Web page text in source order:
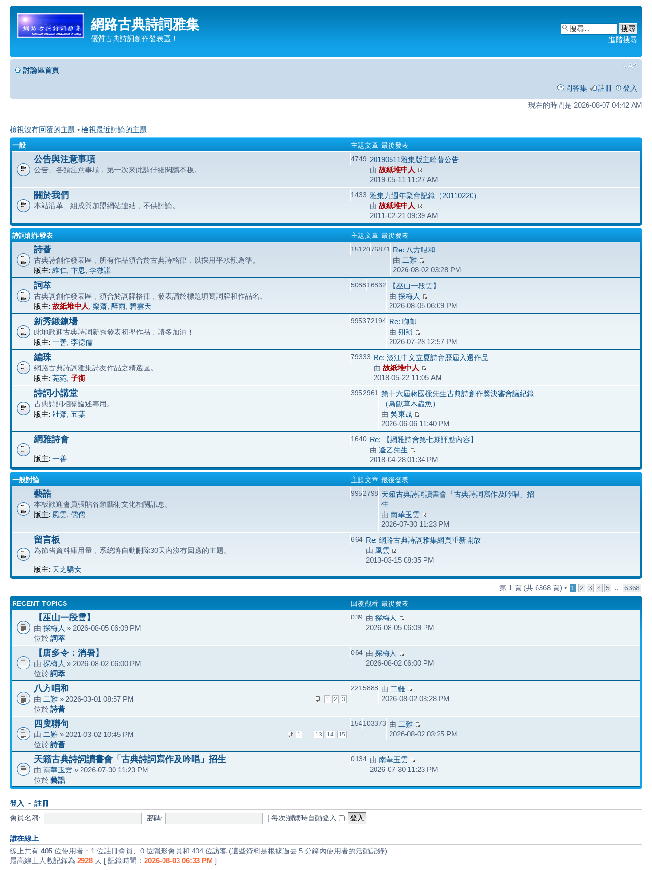
網路古典詩詞雅集
優質古典詩詞創作發表區！ 進階搜尋
討論區首頁
問答集 註冊 登入
現在的時間是 2026-08-07 04:42 AM
檢視沒有回覆的主題 • 檢視最近討論的主題
一般 主題文章 最後發表
公告與注意事項
公告、各類注意事項﹐第一次來此請仔細閱讀本板。
4749 20190511雅集版主輪替公告
由 故紙堆中人
2019-05-11 11:27 AM
關於我們
本站沿革、組成與加盟網站連結﹐不供討論。
1433 雅集九週年聚會記錄（20110220）
由 故紙堆中人
2011-02-21 09:39 AM
詩詞創作發表 主題文章 最後發表
詩薈
古典詩創作發表區﹐所有作品須合於古典詩格律﹐以採用平水韻為準。
版主: 維仁, 卞思, 李微謙
1512076871
Re: 八方唱和
由 二難
2026-08-02 03:28 PM
詞萃
古典詞創作發表區﹐須合於詞牌格律﹐發表請於標題填寫詞牌和作品名。
版主: 故紙堆中人, 樂齋, 醉雨, 碧雲天
508816832
【巫山一段雲】
由 探梅人
2026-08-05 06:09 PM
新秀鍛鍊場
此地歡迎古典詩詞新秀發表初學作品﹐請多加油！
版主: 一善, 李德儒
995372194 Re: 啣卹
由 殂殞
2026-07-28 12:57 PM
編珠
網路古典詩詞雅集詩友作品之精選區。
版主: 菀菀, 子衡
79333 Re: 淡江中文立夏詩會歷屆入選作品
由 故紙堆中人
2018-05-22 11:05 AM
詩詞小講堂
古典詩詞相關論述專用。
版主: 壯齋, 五葉
3952961 第十六屆蔣國樑先生古典詩創作獎決審會議紀錄
（鳥獸草木蟲魚）
由 吳東晟
2026-06-06 11:40 PM
網雅詩會
版主: 一善
1640 Re: 【網雅詩會第七期評點內容】
由 逄乙先生
2018-04-28 01:34 PM
一般討論 主題文章 最後發表
藝誥
本板歡迎會員張貼各類藝術文化相關訊息。
版主: 風雲, 儒儒
9952798 天籟古典詩詞讀書會「古典詩詞寫作及吟唱」招
生
由 南華玉雲
2026-07-30 11:23 PM
留言板
為節省資料庫用量﹐系統將自動刪除30天內沒有回應的主題。
版主: 天之驕女
664 Re: 網路古典詩詞雅集網頁重新開放
由 風雲
2013-03-15 08:35 PM
第 1 頁 (共 6368 頁) • 1 2 3 4 5 ...
6368
RECENT TOPICS
回覆觀看 最後發表
【巫山一段雲】
由 探梅人 » 2026-08-05 06:09 PM
位於 詞萃
039 由 探梅人
2026-08-05 06:09 PM
【唐多令：消暑】
由 探梅人 » 2026-08-02 06:00 PM
位於 詞萃
064 由 探梅人
2026-08-02 06:00 PM
八方唱和
1 2 3
由 二難 » 2026-03-01 08:57 PM
位於 詩薈
2215888 由 二難
2026-08-02 03:28 PM
四叟聯句
1 13 14 15
由 二難 » 2021-03-02 10:45 PM
位於 詩薈
154103373 由 二難
2026-08-02 03:25 PM
天籟古典詩詞讀書會「古典詩詞寫作及吟唱」招生
由 南華玉雲 » 2026-07-30 11:23 PM
位於 藝誥
0134 由 南華玉雲
2026-07-30 11:23 PM
登入 • 註冊
會員名稱: 密碼: |每次瀏覽時自動登入
誰在線上
線上共有 405 位使用者：1 位註冊會員、0 位隱形會員和 404 位訪客 (這些資料是根據過去 5 分鐘內使用者的活動記錄)
最高線上人數記錄為 2928 人 [ 記錄時間： 2026-08-03 06:33 PM ]